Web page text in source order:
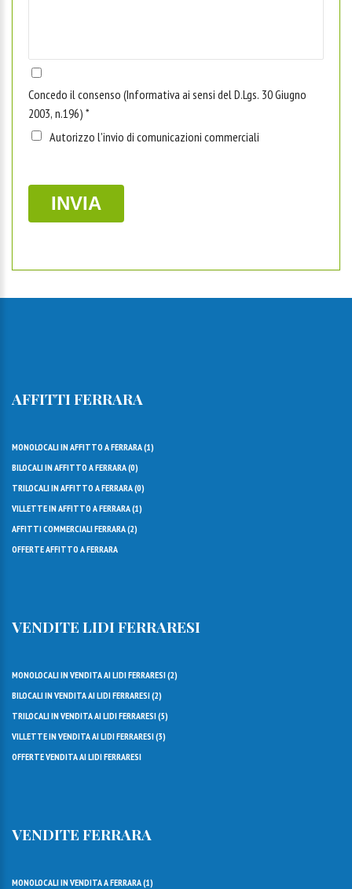
Concedo il consenso (Informativa ai sensi del D.Lgs. 30 Giugno
2003, n.196) *
Autorizzo l'invio di comunicazioni commerciali
AFFITTI FERRARA
MONOLOCALI IN AFFITTO A FERRARA (1)
BILOCALI IN AFFITTO A FERRARA (0)
TRILOCALI IN AFFITTO A FERRARA (0)
VILLETTE IN AFFITTO A FERRARA (1)
AFFITTI COMMERCIALI FERRARA (2)
OFFERTE AFFITTO A FERRARA
VENDITE LIDI FERRARESI
MONOLOCALI IN VENDITA AI LIDI FERRARESI (2)
BILOCALI IN VENDITA AI LIDI FERRARESI (2)
TRILOCALI IN VENDITA AI LIDI FERRARESI (5)
VILLETTE IN VENDITA AI LIDI FERRARESI (3)
OFFERTE VENDITA AI LIDI FERRARESI
VENDITE FERRARA
MONOLOCALI IN VENDITA A FERRARA (1)